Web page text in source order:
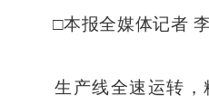
□本报全媒体记者
生产线全速运转，